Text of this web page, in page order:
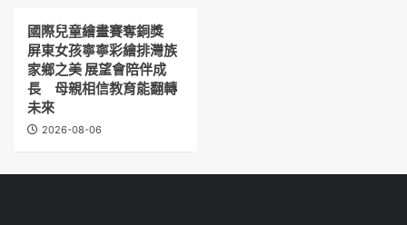
國際兒童繪畫賽奪銅獎
屏東女孩寧寧彩繪排灣族
家鄉之美 展望會陪伴成
長 母親相信教育能翻轉
未來
2026-08-06